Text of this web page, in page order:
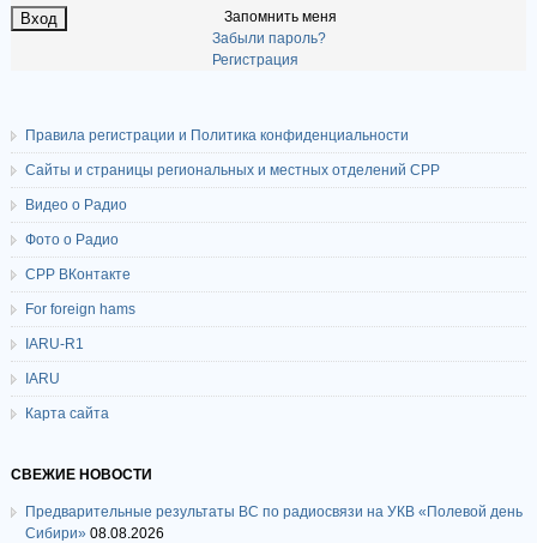
Запомнить меня
Забыли пароль?
Регистрация
Правила регистрации и Политика конфиденциальности
Сайты и страницы региональных и местных отделений СРР
Видео о Радио
Фото о Радио
СРР ВКонтакте
For foreign hams
IARU-R1
IARU
Карта сайта
СВЕЖИЕ НОВОСТИ
Предварительные результаты ВС по радиосвязи на УКВ «Полевой день
Сибири» 08.08.2026